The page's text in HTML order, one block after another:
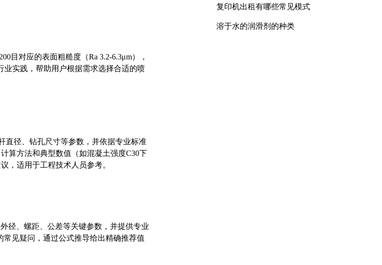
目对应的表面粗糙度（Ra 3.2-6.3μm），
业实践，帮助用户根据需求选择合适的喷
直径、钻孔尺寸等参数，并依据专业标准
算方法和典型数值（如混凝土强度C30下
，适用于工程技术人员参考。
径、螺距、公差等关键参数，并提供专业
常见疑问，通过公式推导给出精确推荐值
复印机出租有哪些常见模式
溶于水的润滑剂的种类